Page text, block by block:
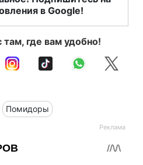
в Google!
там, где вам удобно!
Помидоры